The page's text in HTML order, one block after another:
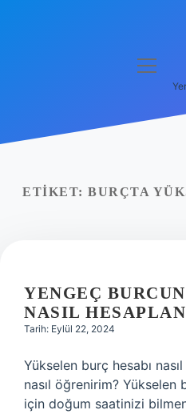
Yasal Uyarı
menüyü
ETIKET: BURÇTA
YENGEÇ
NASIL
Tarih: Eylül 22, 2024
Yükselen burç hesabı
nasıl öğrenirim?
için doğum saatinizi